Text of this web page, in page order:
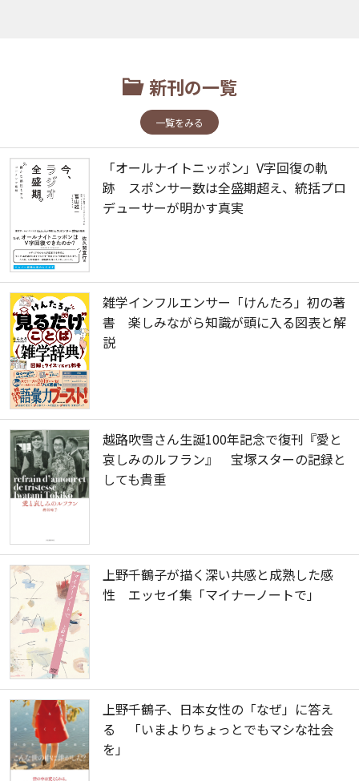
新刊の一覧
一覧をみる
「オールナイトニッポン」V字回復の軌
跡 スポンサー数は全盛期超え、統括プロ
デューサーが明かす真実
雑学インフルエンサー「けんたろ」初の著
書 楽しみながら知識が頭に入る図表と解
説
越路吹雪さん生誕100年記念で復刊『愛と
哀しみのルフラン』 宝塚スターの記録と
しても貴重
上野千鶴子が描く深い共感と成熟した感
性 エッセイ集「マイナーノートで」
上野千鶴子、日本女性の「なぜ」に答え
る 「いまよりちょっとでもマシな社会
を」